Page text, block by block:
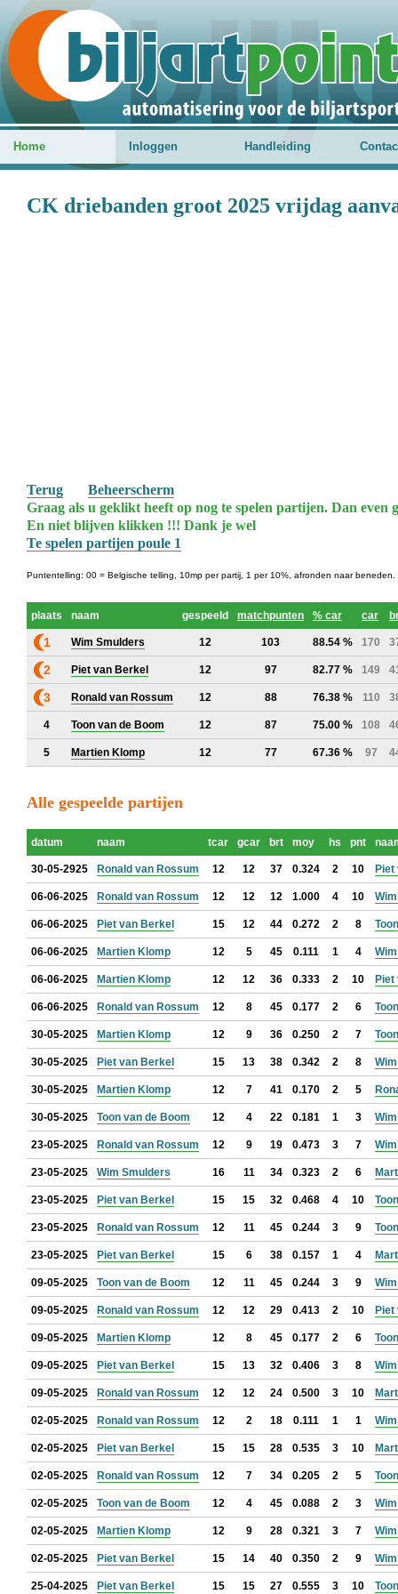
Home Inloggen Handleiding
CK driebanden groot 2025 vrijdag
Terug
Beheerscherm
Graag als u geklikt heeft op nog te spelen partijen. Dan even
En niet blijven klikken !!! Dank je wel
Te spelen partijen poule 1
Puntentelling: 00 = Belgische telling, 10mp per partij, 1 per 10%, afronden naar beneden.
plaats naam gespeeld matchpunten % car car
1 Wim Smulders 12 103 88.54 % 170
2 Piet van Berkel 12 97 82.77 % 149
3 Ronald van Rossum 12 88 76.38 % 110
4 Toon van de Boom 12 87 75.00 % 108
5 Martien Klomp 12 77 67.36 % 97
Alle gespeelde partijen
datum naam tcar gcar brt moy hs pnt
30-05-2925 Ronald van Rossum 12 12 37 0.324 2 10
06-06-2025 Ronald van Rossum 12 12 12 1.000 4 10
06-06-2025 Piet van Berkel 15 12 44 0.272 2 8
06-06-2025 Martien Klomp 12 5 45 0.111 1 4
06-06-2025 Martien Klomp 12 12 36 0.333 2 10
06-06-2025 Ronald van Rossum 12 8 45 0.177 2 6
30-05-2025 Martien Klomp 12 9 36 0.250 2 7
30-05-2025 Piet van Berkel 15 13 38 0.342 2 8
30-05-2025 Martien Klomp 12 7 41 0.170 2 5
30-05-2025 Toon van de Boom 12 4 22 0.181 1 3
23-05-2025 Ronald van Rossum 12 9 19 0.473 3 7
23-05-2025 Wim Smulders 16 11 34 0.323 2 6
23-05-2025 Piet van Berkel 15 15 32 0.468 4 10
23-05-2025 Ronald van Rossum 12 11 45 0.244 3 9
23-05-2025 Piet van Berkel 15 6 38 0.157 1 4
09-05-2025 Toon van de Boom 12 11 45 0.244 3 9
09-05-2025 Ronald van Rossum 12 12 29 0.413 2 10
09-05-2025 Martien Klomp 12 8 45 0.177 2 6
09-05-2025 Piet van Berkel 15 13 32 0.406 3 8
09-05-2025 Ronald van Rossum 12 12 24 0.500 3 10
02-05-2025 Ronald van Rossum 12 2 18 0.111 1 1
02-05-2025 Piet van Berkel 15 15 28 0.535 3 10
02-05-2025 Ronald van Rossum 12 7 34 0.205 2 5
02-05-2025 Toon van de Boom 12 4 45 0.088 2 3
02-05-2025 Martien Klomp 12 9 28 0.321 3 7
02-05-2025 Piet van Berkel 15 14 40 0.350 2 9
25-04-2025 Piet van Berkel 15 15 27 0.555 3 10